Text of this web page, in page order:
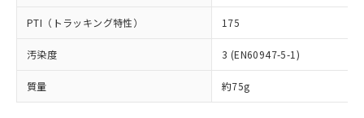
PTI（トラッキング特性） 175
汚染度 3 (EN60947-5-1)
質量 約75g
事前の承諾なく第三者に漏洩または開
示しないようお願いします。
マイパーツ機能（部品リスト作成サー
ビス）をご利用いただくには、I-Web
メンバーズにご登録されている必要が
部品在庫の切り替え状況などにより、予定
月が前後することがあります。
準値以下であることを示します。
「10」：通常の使用状況下において有害物
質が外部に漏えいし、環境に深刻な影響を
及ぼさない年数を意味します。
「－」：未確認です。当社販売部門へお問
い合わせください。
場合は、上記1、2および3の内容を当
該第三者に通知します。また当社は、
販売先および販売に係わる関係者が違
法に輸出するおそれがある場合は、取
り引きをいたしません。
受注生産機種、また在庫状況の
情報を公開していない機種